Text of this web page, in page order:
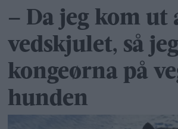
– Da jeg kom ut
vedskjulet, så jeg
kongeørna på
hunden